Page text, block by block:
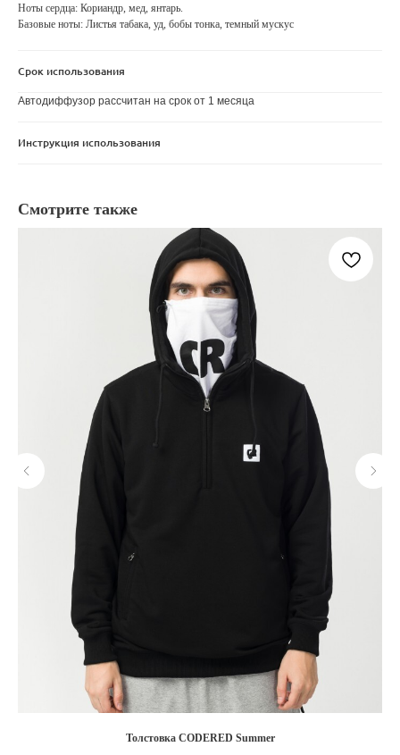
Ноты сердца: Кориандр, мед, янтарь.
Базовые ноты: Листья табака, уд, бобы тонка, темный мускус
Срок использования
Автодиффузор рассчитан на срок от 1 месяца
Инструкция использования
Смотрите также
Толстовка CODERED Summer